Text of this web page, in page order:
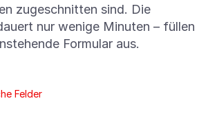
Talent-Community
zugeschnitten sind. Die
nur wenige Minuten – füllen
Formular aus.
Felder